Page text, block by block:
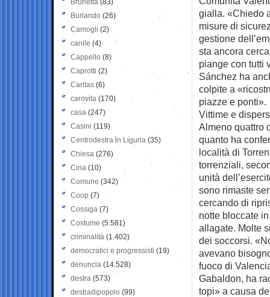
gialla. «Chiedo
misure di
gestione
sta ancora
piange con tutti
Sánchez ha
colpite a
piazze e ponti».
Vittime e
Almeno quattro
quanto ha
località di
torrenziali,
unità
sono rimaste
cercando di
notte bloccate
allagate. Molte
dei soccorsi.
avevano
fuoco di
Gabaldon, ha
topi» a causa
Brunetta (83)
Burlando (26)
Camogli (2)
canile (4)
Cappello (8)
Caprotti (2)
Caritas (6)
carovita (170)
casa (247)
Casini (119)
Centrodestra in Liguria (35)
Chiesa (276)
Cina (10)
Comune (342)
Coop (7)
Cossiga (7)
Costume (5.581)
criminalità (1.402)
democratici e progressisti (19)
denuncia (14.528)
destra (573)
destradipopolo (99)